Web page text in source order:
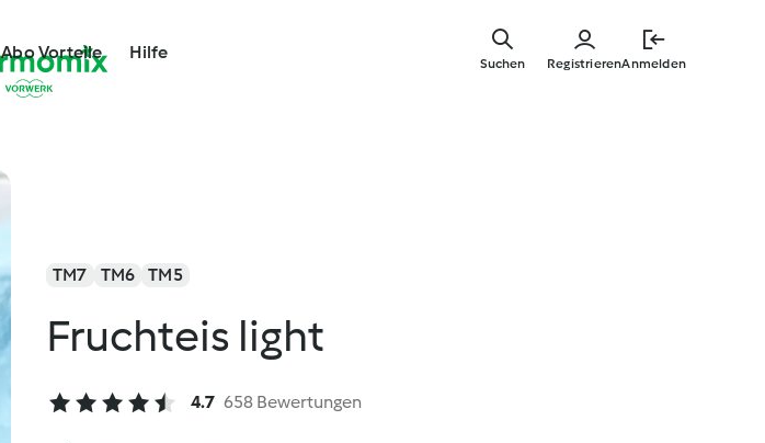
springen
Abo Vorteile Hilfe
RegistrierenAnmelden
Suchen
TM7 TM6 TM5
Fruchteis light
4.7 658 Bewertungen